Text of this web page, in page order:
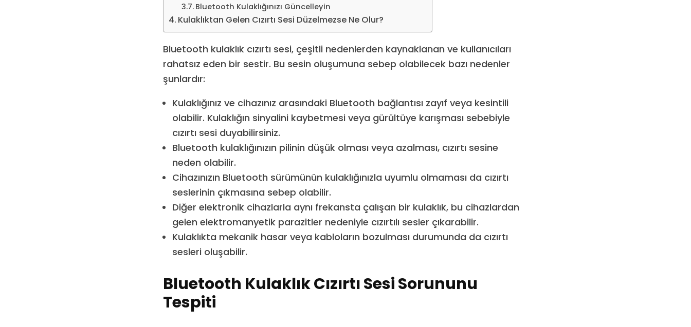
Bluetooth Kulaklığınızı Güncelleyin
Kulaklıktan Gelen Cızırtı Sesi Düzelmezse Ne Olur?
Bluetooth kulaklık cızırtı sesi, çeşitli nedenlerden kaynaklanan ve kullanıcıları
rahatsız eden bir sestir. Bu sesin oluşumuna sebep olabilecek bazı nedenler
şunlardır:
Kulaklığınız ve cihazınız arasındaki Bluetooth bağlantısı zayıf veya kesintili
olabilir. Kulaklığın sinyalini kaybetmesi veya gürültüye karışması sebebiyle
cızırtı sesi duyabilirsiniz.
Bluetooth kulaklığınızın pilinin düşük olması veya azalması, cızırtı sesine
neden olabilir.
Cihazınızın Bluetooth sürümünün kulaklığınızla uyumlu olmaması da cızırtı
seslerinin çıkmasına sebep olabilir.
Diğer elektronik cihazlarla aynı frekansta çalışan bir kulaklık, bu cihazlardan
gelen elektromanyetik parazitler nedeniyle cızırtılı sesler çıkarabilir.
Kulaklıkta mekanik hasar veya kabloların bozulması durumunda da cızırtı
sesleri oluşabilir.
Bluetooth Kulaklık Cızırtı Sesi Sorununu
Tespiti